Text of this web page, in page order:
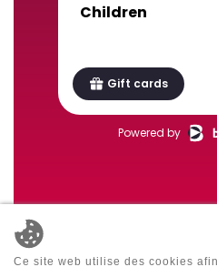
Ce site web utilise des cookies